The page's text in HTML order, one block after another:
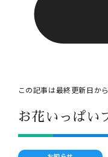
この記事は最終更新日から
お花いっぱい